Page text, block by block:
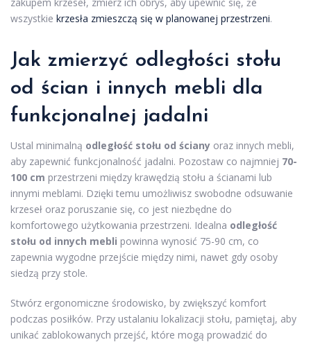
wszystkie krzesła zmieszczą się w planowanej przestrzeni.
Jak zmierzyć odległości stołu
od ścian i innych mebli dla
funkcjonalnej jadalni
Ustal minimalną odległość stołu od ściany oraz innych mebli,
aby zapewnić funkcjonalność jadalni. Pozostaw co najmniej 70-
100 cm przestrzeni między krawędzią stołu a ścianami lub
innymi meblami. Dzięki temu umożliwisz swobodne odsuwanie
krzeseł oraz poruszanie się, co jest niezbędne do
komfortowego użytkowania przestrzeni. Idealna odległość
stołu od innych mebli powinna wynosić 75-90 cm, co
zapewnia wygodne przejście między nimi, nawet gdy osoby
siedzą przy stole.
Stwórz ergonomiczne środowisko, by zwiększyć komfort
podczas posiłków. Przy ustalaniu lokalizacji stołu, pamiętaj, aby
unikać zablokowanych przejść, które mogą prowadzić do